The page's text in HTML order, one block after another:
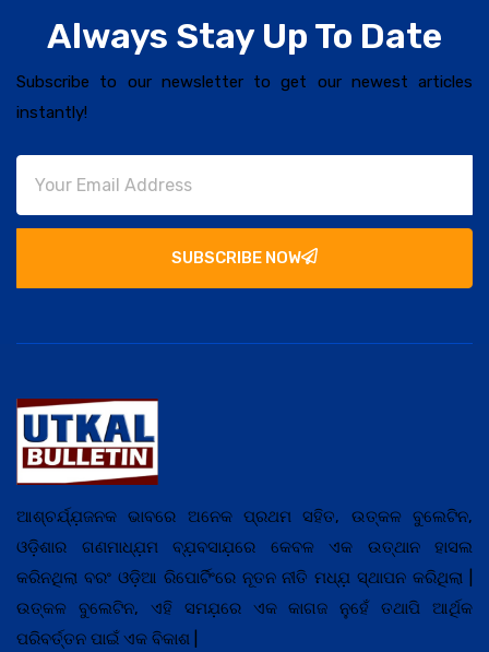
Always Stay Up To Date
Subscribe to our newsletter to get our newest articles
instantly!
SUBSCRIBE NOW
ଆଶ୍ଚର୍ଯ୍ଯ଼ଜନକ ଭାବରେ ଅନେକ ପ୍ରଥମ ସହିତ, ଉତ୍କଳ ବୁଲେଟିନ,
ଓଡ଼ିଶାର ଗଣମାଧ୍ଯ଼ମ ବ୍ଯ଼ବସାଯ଼ରେ କେବଳ ଏକ ଉତ୍ଥାନ ହାସଲ
କରିନଥିଲା ବରଂ ଓଡ଼ିଆ ରିପୋର୍ଟିଂରେ ନୂତନ ନୀତି ମଧ୍ଯ଼ ସ୍ଥାପନ କରିଥିଲା |
ଉତ୍କଳ ବୁଲେଟିନ, ଏହି ସମଯ଼ରେ ଏକ କାଗଜ ନୁହେଁ ତଥାପି ଆର୍ଥିକ
ପରିବର୍ତ୍ତନ ପାଇଁ ଏକ ବିକାଶ |